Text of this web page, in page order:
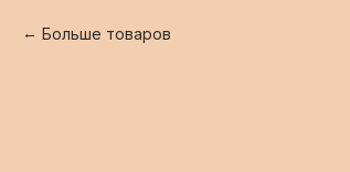
Больше товаров